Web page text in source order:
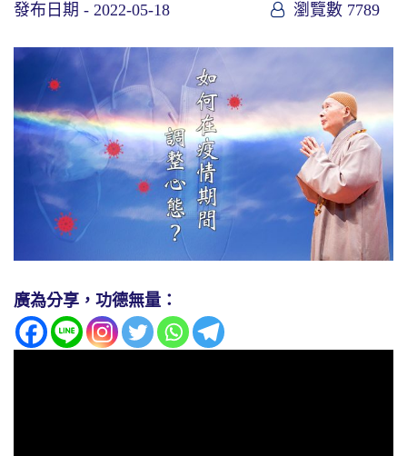
發布日期 - 2022-05-18 瀏覽數 7789
廣為分享，功德無量：